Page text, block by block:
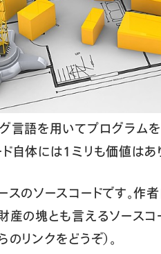
言語を用いてプログラム
自体には1ミリも価値はあ
スのソースコードです。
産の塊とも言えるソース
リンクをどうぞ）。